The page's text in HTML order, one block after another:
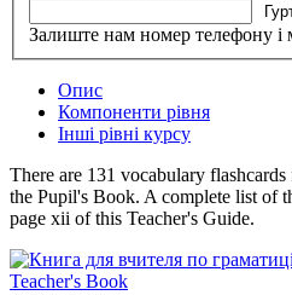
Залиште нам номер телефону і
Опис
Компоненти рівня
Інші рівні курсу
There are 131 vocabulary
the Pupil's Book. A complete list of
page xii of this Teacher's Guide.